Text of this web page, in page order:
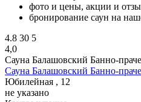
фото и цены, акции и
бронирование саун на
4.8 30 5
4,0
Сауна Балашовский Банно-
Сауна Балашовский Банно-
Юбилейная , 12
не указано